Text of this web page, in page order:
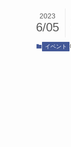
2023
6/05
イベント